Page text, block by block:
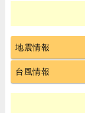
地震情報
台風情報